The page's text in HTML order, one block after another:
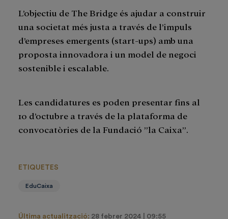
L’objectiu de The Bridge és ajudar a construir
una societat més justa a través de l’impuls
d’empreses emergents (start-ups) amb una
proposta innovadora i un model de negoci
sostenible i escalable.
Les candidatures es poden presentar fins al
10 d’octubre a través de la plataforma de
convocatòries de la Fundació ”la Caixa”.
ETIQUETES
EduCaixa
Última actualització: 28 febrer 2024 | 09:55